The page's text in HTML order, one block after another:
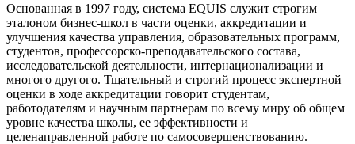
Основанная в 1997 году, система EQUIS служит строгим
эталоном бизнес-школ в части оценки, аккредитации и
улучшения качества управления, образовательных программ,
студентов, профессорско-преподавательского состава,
исследовательской деятельности, интернационализации и
многого другого. Тщательный и строгий процесс экспертной
оценки в ходе аккредитации говорит студентам,
работодателям и научным партнерам по всему миру об общем
уровне качества школы, ее эффективности и
целенаправленной работе по самосовершенствованию.